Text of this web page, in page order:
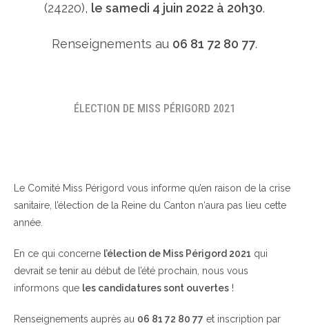
(24220), le samedi 4 juin 2022 à 20h30.
Renseignements au 06 81 72 80 77.
ÉLECTION DE MISS PÉRIGORD 2021
Le Comité Miss Périgord vous informe qu’en raison de la crise
sanitaire, l’élection de la Reine du Canton n‘aura pas lieu cette
année.
En ce qui concerne l’élection de Miss Périgord 2021 qui
devrait se tenir au début de l’été prochain, nous vous
informons que les candidatures sont ouvertes !
Renseignements auprès au 06 81 72 80 77 et inscription par